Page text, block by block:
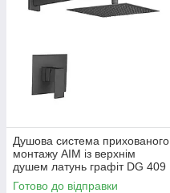
Душова система прихованого
монтажу AIM із верхнім
душем латунь графіт DG 409
gun grey
Готово до відправки